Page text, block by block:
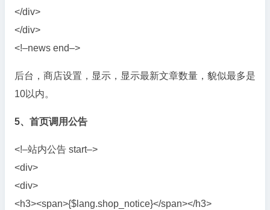
</div>
</div>
<!–news end–>
后台，商店设置，显示，显示最新文章数量，貌似最多是
10以内。
5、首页调用公告
<!–站内公告 start–>
<div>
<div>
<h3><span>{$lang.shop_notice}</span></h3>